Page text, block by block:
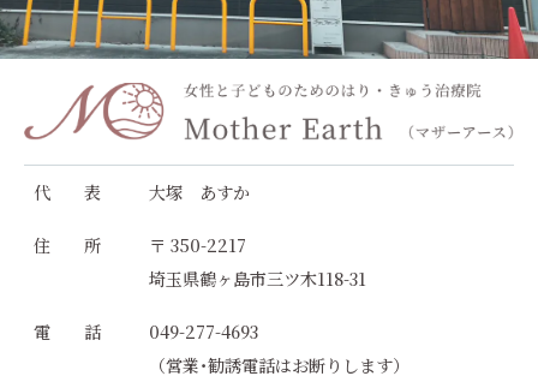
代 表 大塚 あすか
住 所
〒 350-2217
埼玉県鶴ヶ島市三ツ木118-31
電 話
049-277-4693
（営業･勧誘電話はお断りします）